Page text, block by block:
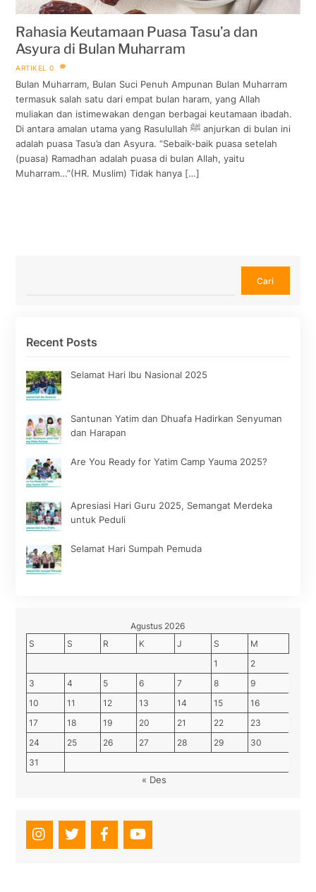
Rahasia Keutamaan Puasa Tasu’a dan
Asyura di Bulan Muharram
ARTIKEL 0
Bulan Muharram, Bulan Suci Penuh Ampunan Bulan Muharram
termasuk salah satu dari empat bulan haram, yang Allah
muliakan dan istimewakan dengan berbagai keutamaan ibadah.
Di antara amalan utama yang Rasulullah ﷺ anjurkan di bulan ini
adalah puasa Tasu’a dan Asyura. “Sebaik-baik puasa setelah
(puasa) Ramadhan adalah puasa di bulan Allah, yaitu
Muharram…”(HR. Muslim) Tidak hanya […]
Cari
Recent Posts
Selamat Hari Ibu Nasional 2025
Santunan Yatim dan Dhuafa Hadirkan Senyuman
dan Harapan
Are You Ready for Yatim Camp Yauma 2025?
Apresiasi Hari Guru 2025, Semangat Merdeka
untuk Peduli
Selamat Hari Sumpah Pemuda
Agustus 2026
S
S R K J S
M
1
2
3
4 5 6 7 8
9
10
11 12 13 14 15
16
17
18 19 20 21 22
23
24
25 26 27 28 29
30
31
« Des